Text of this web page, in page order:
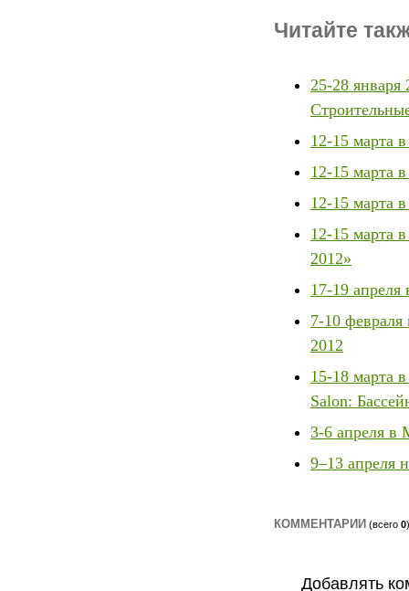
Читайте
25-28
12-15 марта
12-15 марта
12-15 марта
12-15 марта
2012»
17-19
7-10
2012
15-18 марта
Salon:
3-6 апреля в
9–13 апреля
КОММЕНТАРИИ (всего 0)
Добавлять